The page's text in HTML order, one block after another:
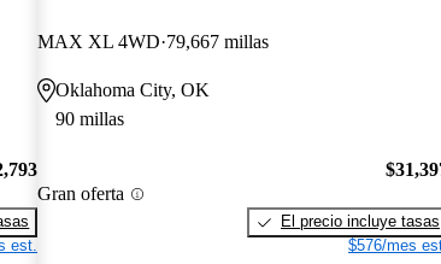
est.
MAX XL 4WD 79,667 millas
Oklahoma City, OK
90 millas
Gran oferta
El precio incluye tasas
$576/mes